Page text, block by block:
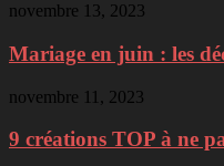
novembre 13, 2023
Mariage en juin : les
novembre 11, 2023
9 créations TOP à ne